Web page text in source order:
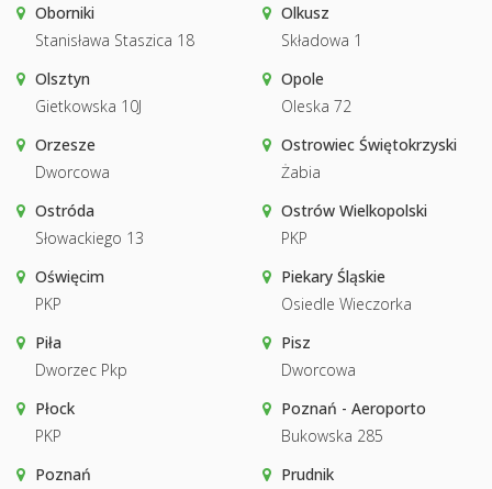
Oborniki
Stanisława Staszica 18
Olkusz
Składowa 1
Olsztyn
Gietkowska 10J
Opole
Oleska 72
Orzesze
Dworcowa
Ostrowiec Świętokrzyski
Żabia
Ostróda
Słowackiego 13
Ostrów Wielkopolski
PKP
Oświęcim
PKP
Piekary Śląskie
Osiedle Wieczorka
Piła
Dworzec Pkp
Pisz
Dworcowa
Płock
PKP
Poznań - Aeroporto
Bukowska 285
Poznań
Prudnik